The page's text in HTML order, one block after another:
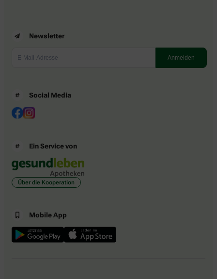
Newsletter
Social Media
Ein Service von
Über die Kooperation
Mobile App